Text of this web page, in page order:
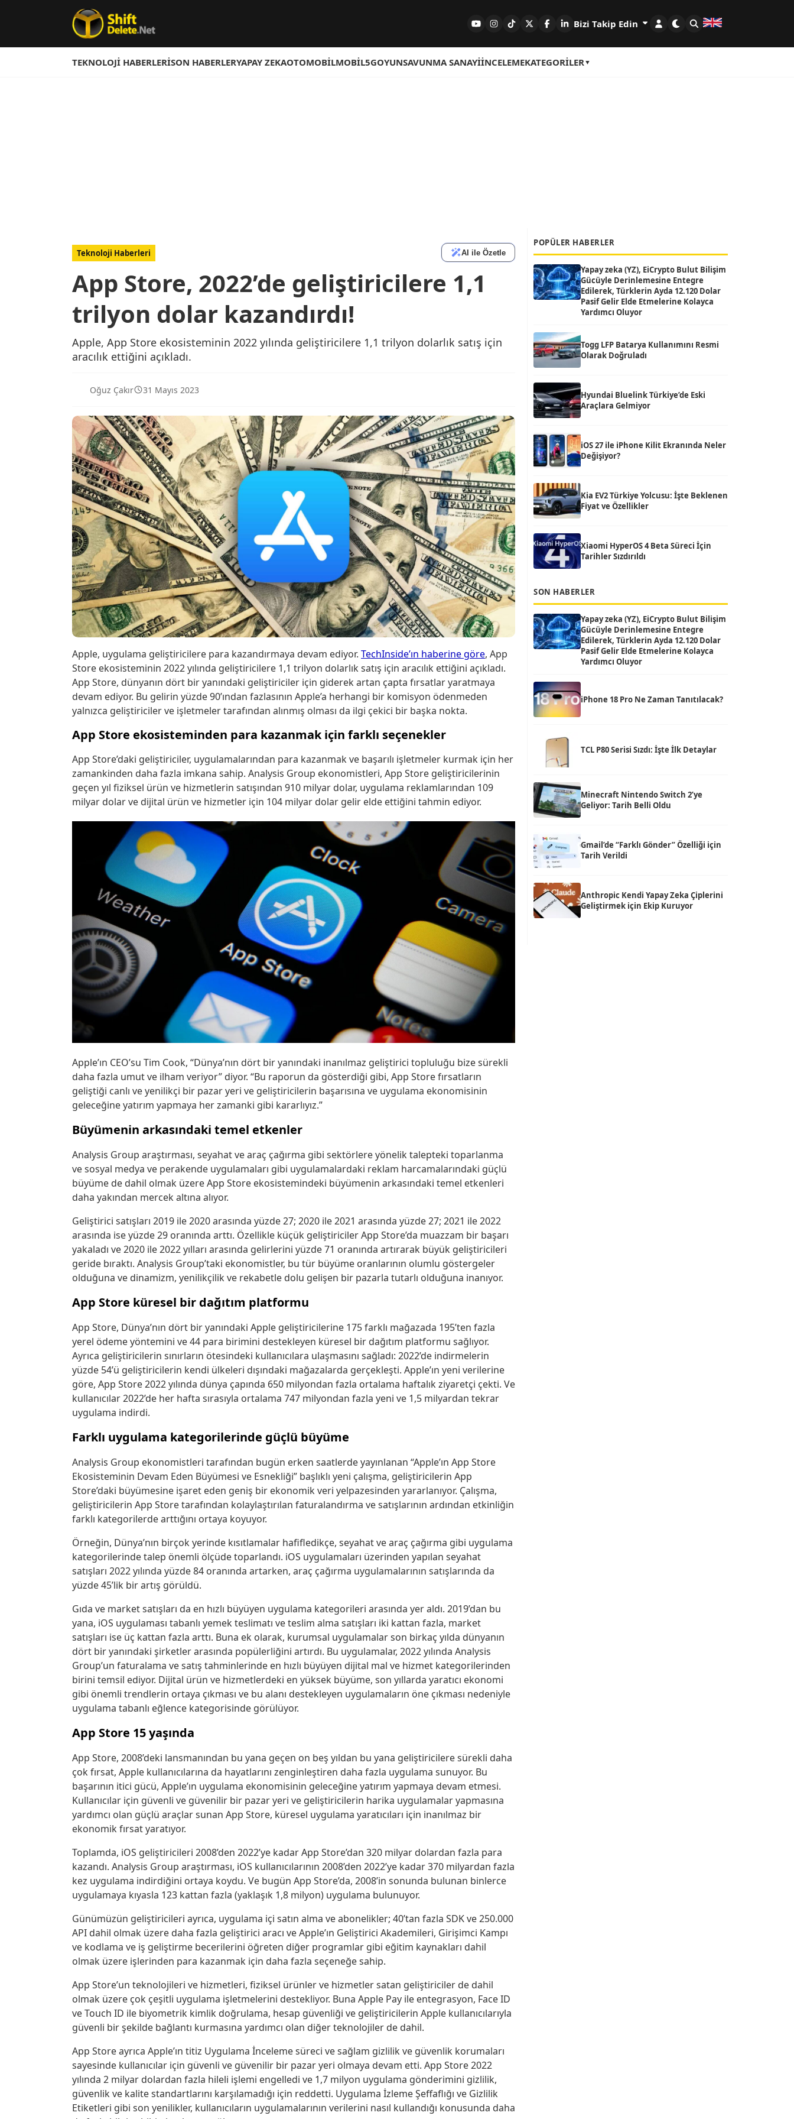
Bizi Takip Edin
TEKNOLOJI HABERLERISON HABERLERYAPAY ZEKAOTOMOBILMOBIL5GOYUNSAVUNMA SANAYIİNCELEMEKATEGORILER
Teknoloji Haberleri AI ile Özetle
App Store, 2022’de geliştiricilere 1,1
trilyon dolar kazandırdı!
Apple, App Store ekosisteminin 2022 yılında geliştiricilere 1,1 trilyon dolarlık satış için
aracılık ettiğini açıkladı.
Oğuz Çakır 31 Mayıs 2023
Apple, uygulama geliştiricilere para kazandırmaya devam ediyor. TechInside’ın haberine göre, App
Store ekosisteminin 2022 yılında geliştiricilere 1,1 trilyon dolarlık satış için aracılık ettiğini açıkladı.
App Store, dünyanın dört bir yanındaki geliştiriciler için giderek artan çapta fırsatlar yaratmaya
devam ediyor. Bu gelirin yüzde 90’ından fazlasının Apple’a herhangi bir komisyon ödenmeden
yalnızca geliştiriciler ve işletmeler tarafından alınmış olması da ilgi çekici bir başka nokta.
App Store ekosisteminden para kazanmak için farklı seçenekler
App Store’daki geliştiriciler, uygulamalarından para kazanmak ve başarılı işletmeler kurmak için her
zamankinden daha fazla imkana sahip. Analysis Group ekonomistleri, App Store geliştiricilerinin
geçen yıl fiziksel ürün ve hizmetlerin satışından 910 milyar dolar, uygulama reklamlarından 109
milyar dolar ve dijital ürün ve hizmetler için 104 milyar dolar gelir elde ettiğini tahmin ediyor.
Apple’ın CEO’su Tim Cook, “Dünya’nın dört bir yanındaki inanılmaz geliştirici topluluğu bize sürekli
daha fazla umut ve ilham veriyor” diyor. “Bu raporun da gösterdiği gibi, App Store fırsatların
geliştiği canlı ve yenilikçi bir pazar yeri ve geliştiricilerin başarısına ve uygulama ekonomisinin
geleceğine yatırım yapmaya her zamanki gibi kararlıyız.”
Büyümenin arkasındaki temel etkenler
Analysis Group araştırması, seyahat ve araç çağırma gibi sektörlere yönelik talepteki toparlanma
ve sosyal medya ve perakende uygulamaları gibi uygulamalardaki reklam harcamalarındaki güçlü
büyüme de dahil olmak üzere App Store ekosistemindeki büyümenin arkasındaki temel etkenleri
daha yakından mercek altına alıyor.
Geliştirici satışları 2019 ile 2020 arasında yüzde 27; 2020 ile 2021 arasında yüzde 27; 2021 ile 2022
arasında ise yüzde 29 oranında arttı. Özellikle küçük geliştiriciler App Store’da muazzam bir başarı
yakaladı ve 2020 ile 2022 yılları arasında gelirlerini yüzde 71 oranında artırarak büyük geliştiricileri
geride bıraktı. Analysis Group’taki ekonomistler, bu tür büyüme oranlarının olumlu göstergeler
olduğuna ve dinamizm, yenilikçilik ve rekabetle dolu gelişen bir pazarla tutarlı olduğuna inanıyor.
App Store küresel bir dağıtım platformu
App Store, Dünya’nın dört bir yanındaki Apple geliştiricilerine 175 farklı mağazada 195’ten fazla
yerel ödeme yöntemini ve 44 para birimini destekleyen küresel bir dağıtım platformu sağlıyor.
Ayrıca geliştiricilerin sınırların ötesindeki kullanıcılara ulaşmasını sağladı: 2022’de indirmelerin
yüzde 54’ü geliştiricilerin kendi ülkeleri dışındaki mağazalarda gerçekleşti. Apple’ın yeni verilerine
göre, App Store 2022 yılında dünya çapında 650 milyondan fazla ortalama haftalık ziyaretçi çekti. Ve
kullanıcılar 2022’de her hafta sırasıyla ortalama 747 milyondan fazla yeni ve 1,5 milyardan tekrar
uygulama indirdi.
Farklı uygulama kategorilerinde güçlü büyüme
Analysis Group ekonomistleri tarafından bugün erken saatlerde yayınlanan “Apple’ın App Store
Ekosisteminin Devam Eden Büyümesi ve Esnekliği” başlıklı yeni çalışma, geliştiricilerin App
Store’daki büyümesine işaret eden geniş bir ekonomik veri yelpazesinden yararlanıyor. Çalışma,
geliştiricilerin App Store tarafından kolaylaştırılan faturalandırma ve satışlarının ardından etkinliğin
farklı kategorilerde arttığını ortaya koyuyor.
Örneğin, Dünya’nın birçok yerinde kısıtlamalar hafifledikçe, seyahat ve araç çağırma gibi uygulama
kategorilerinde talep önemli ölçüde toparlandı. iOS uygulamaları üzerinden yapılan seyahat
satışları 2022 yılında yüzde 84 oranında artarken, araç çağırma uygulamalarının satışlarında da
yüzde 45’lik bir artış görüldü.
Gıda ve market satışları da en hızlı büyüyen uygulama kategorileri arasında yer aldı. 2019’dan bu
yana, iOS uygulaması tabanlı yemek teslimatı ve teslim alma satışları iki kattan fazla, market
satışları ise üç kattan fazla arttı. Buna ek olarak, kurumsal uygulamalar son birkaç yılda dünyanın
dört bir yanındaki şirketler arasında popülerliğini artırdı. Bu uygulamalar, 2022 yılında Analysis
Group’un faturalama ve satış tahminlerinde en hızlı büyüyen dijital mal ve hizmet kategorilerinden
birini temsil ediyor. Dijital ürün ve hizmetlerdeki en yüksek büyüme, son yıllarda yaratıcı ekonomi
gibi önemli trendlerin ortaya çıkması ve bu alanı destekleyen uygulamaların öne çıkması nedeniyle
uygulama tabanlı eğlence kategorisinde görülüyor.
App Store 15 yaşında
App Store, 2008’deki lansmanından bu yana geçen on beş yıldan bu yana geliştiricilere sürekli daha
çok fırsat, Apple kullanıcılarına da hayatlarını zenginleştiren daha fazla uygulama sunuyor. Bu
başarının itici gücü, Apple’ın uygulama ekonomisinin geleceğine yatırım yapmaya devam etmesi.
Kullanıcılar için güvenli ve güvenilir bir pazar yeri ve geliştiricilerin harika uygulamalar yapmasına
yardımcı olan güçlü araçlar sunan App Store, küresel uygulama yaratıcıları için inanılmaz bir
ekonomik fırsat yaratıyor.
Toplamda, iOS geliştiricileri 2008’den 2022’ye kadar App Store’dan 320 milyar dolardan fazla para
kazandı. Analysis Group araştırması, iOS kullanıcılarının 2008’den 2022’ye kadar 370 milyardan fazla
kez uygulama indirdiğini ortaya koydu. Ve bugün App Store’da, 2008’in sonunda bulunan binlerce
uygulamaya kıyasla 123 kattan fazla (yaklaşık 1,8 milyon) uygulama bulunuyor.
Günümüzün geliştiricileri ayrıca, uygulama içi satın alma ve abonelikler; 40’tan fazla SDK ve 250.000
API dahil olmak üzere daha fazla geliştirici aracı ve Apple’ın Geliştirici Akademileri, Girişimci Kampı
ve kodlama ve iş geliştirme becerilerini öğreten diğer programlar gibi eğitim kaynakları dahil
olmak üzere işlerinden para kazanmak için daha fazla seçeneğe sahip.
App Store’un teknolojileri ve hizmetleri, fiziksel ürünler ve hizmetler satan geliştiriciler de dahil
olmak üzere çok çeşitli uygulama işletmelerini destekliyor. Buna Apple Pay ile entegrasyon, Face ID
ve Touch ID ile biyometrik kimlik doğrulama, hesap güvenliği ve geliştiricilerin Apple kullanıcılarıyla
güvenli bir şekilde bağlantı kurmasına yardımcı olan diğer teknolojiler de dahil.
App Store ayrıca Apple’ın titiz Uygulama İnceleme süreci ve sağlam gizlilik ve güvenlik korumaları
sayesinde kullanıcılar için güvenli ve güvenilir bir pazar yeri olmaya devam etti. App Store 2022
yılında 2 milyar dolardan fazla hileli işlemi engelledi ve 1,7 milyon uygulama gönderimini gizlilik,
güvenlik ve kalite standartlarını karşılamadığı için reddetti. Uygulama İzleme Şeffaflığı ve Gizlilik
Etiketleri gibi son yenilikler, kullanıcıların uygulamalarının verilerini nasıl kullandığı konusunda daha
POPÜLER HABERLER
Yapay zeka (YZ), EiCrypto Bulut Bilişim
Gücüyle Derinlemesine Entegre
Edilerek, Türklerin Ayda 12.120 Dolar
Pasif Gelir Elde Etmelerine Kolayca
Yardımcı Oluyor
Togg LFP Batarya Kullanımını Resmi
Olarak Doğruladı
Hyundai Bluelink Türkiye’de Eski
Araçlara Gelmiyor
iOS 27 ile iPhone Kilit Ekranında Neler
Değişiyor?
Kia EV2 Türkiye Yolcusu: İşte Beklenen
Fiyat ve Özellikler
Xiaomi HyperOS 4 Beta Süreci İçin
Tarihler Sızdırıldı
SON HABERLER
Yapay zeka (YZ), EiCrypto Bulut Bilişim
Gücüyle Derinlemesine Entegre
Edilerek, Türklerin Ayda 12.120 Dolar
Pasif Gelir Elde Etmelerine Kolayca
Yardımcı Oluyor
iPhone 18 Pro Ne Zaman Tanıtılacak?
TCL P80 Serisi Sızdı: İşte İlk Detaylar
Minecraft Nintendo Switch 2’ye
Geliyor: Tarih Belli Oldu
Gmail’de “Farklı Gönder” Özelliği için
Tarih Verildi
Anthropic Kendi Yapay Zeka Çiplerini
Geliştirmek için Ekip Kuruyor